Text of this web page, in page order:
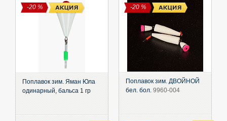
-20 %
Поплавок зим. Яман Юла
одинарный, бальса 1 гр
-20 %
Поплавок зим. ДВОЙНОЙ
бел. бол. 9960-004